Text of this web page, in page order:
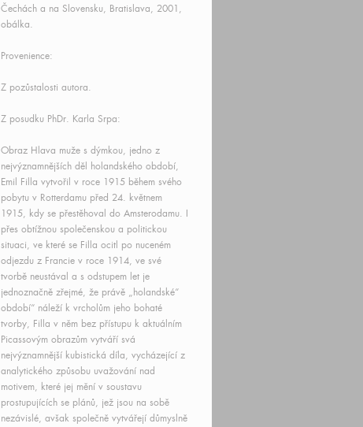
Čechách a na Slovensku, Bratislava, 2001,
obálka.
Provenience:
Z pozůstalosti autora.
Z posudku PhDr. Karla Srpa:
Obraz Hlava muže s dýmkou, jedno z
nejvýznamnějších děl holandského období,
Emil Filla vytvořil v roce 1915 během svého
pobytu v Rotterdamu před 24. květnem
1915, kdy se přestěhoval do Amsterodamu. I
přes obtížnou společenskou a politickou
situaci, ve které se Filla ocitl po nuceném
odjezdu z Francie v roce 1914, ve své
tvorbě neustával a s odstupem let je
jednoznačně zřejmé, že právě „holandské“
období“ náleží k vrcholům jeho bohaté
tvorby, Filla v něm bez přístupu k aktuálním
Picassovým obrazům vytváří svá
nejvýznamnější kubistická díla, vycházející z
analytického způsobu uvažování nad
motivem, které jej mění v soustavu
prostupujících se plánů, jež jsou na sobě
nezávislé, avšak společně vytvářejí důmyslně